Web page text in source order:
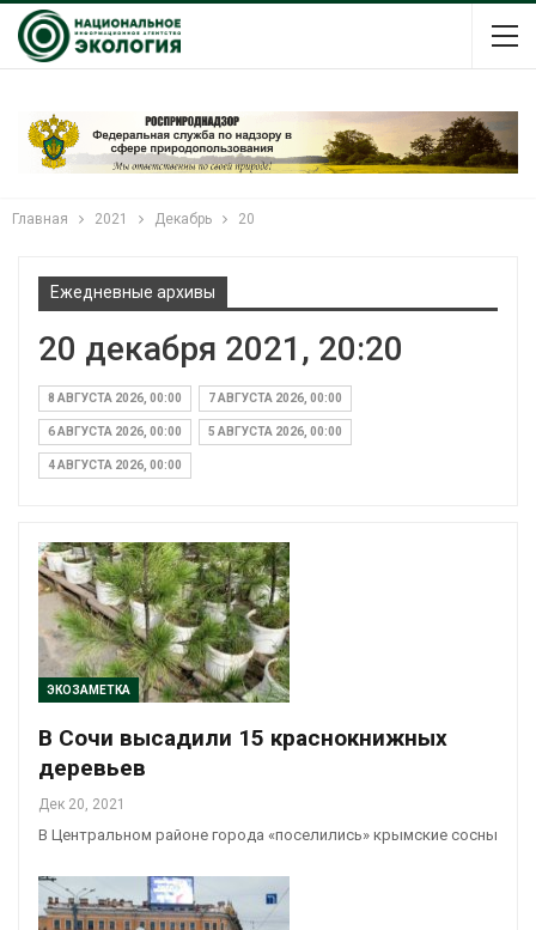
Главная 2021 Декабрь 20
Ежедневные архивы
20 декабря 2021, 20:20
8 АВГУСТА 2026, 00:00 7 АВГУСТА 2026, 00:00
6 АВГУСТА 2026, 00:00 5 АВГУСТА 2026, 00:00
4 АВГУСТА 2026, 00:00
ЭКОЗАМЕТКА
В Сочи высадили 15 краснокнижных
деревьев
Дек 20, 2021
В Центральном районе города «поселились» крымские сосны